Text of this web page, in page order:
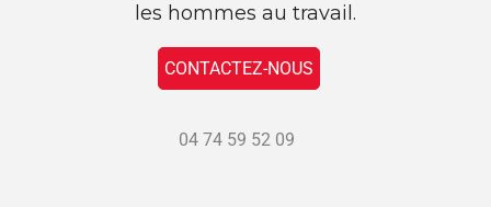
les hommes au travail.
CONTACTEZ-NOUS
04 74 59 52 09